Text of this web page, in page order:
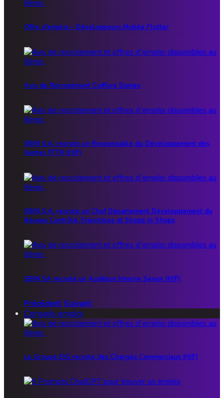
Offre d’emploi – Développeurs Mobile Flutter
Avis de Recrutement Coiffure Dames
SBIN S.A. recrute un Responsable du Développement des
Ventes FTTH (H/F)
SBIN S.A. recrute un Chef Département Développement du
Réseau Contrôlé, Franchises et Shops In Shops
SBIN SA recrute un Auditeur Interne Senior (H/F)
Précédent Suivant
Conseils emploi
Le Groupe EIG recrute des Chargés Commerciaux (H/F)